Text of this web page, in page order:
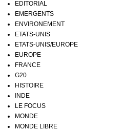
EDITORIAL
EMERGENTS
ENVIRONEMENT
ETATS-UNIS
ETATS-UNIS/EUROPE
EUROPE
FRANCE
G20
HISTOIRE
INDE
LE FOCUS
MONDE
MONDE LIBRE